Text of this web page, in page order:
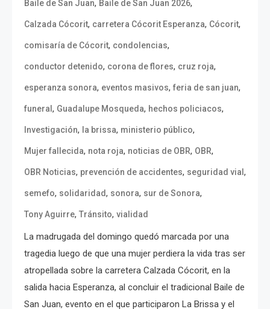
Baile de San Juan, Baile de San Juan 2026,
Calzada Cócorit, carretera Cócorit Esperanza, Cócorit,
comisaría de Cócorit, condolencias,
conductor detenido, corona de flores, cruz roja,
esperanza sonora, eventos masivos, feria de san juan,
funeral , Guadalupe Mosqueda, hechos policiacos,
Investigación, la brissa, ministerio público,
Mujer fallecida, nota roja, noticias de OBR, OBR,
OBR Noticias, prevención de accidentes, seguridad vial ,
semefo, solidaridad, sonora, sur de Sonora,
Tony Aguirre, Tránsito, vialidad
La madrugada del domingo quedó marcada por una
tragedia luego de que una mujer perdiera la vida tras ser
atropellada sobre la carretera Calzada Cócorit, en la
salida hacia Esperanza, al concluir el tradicional Baile de
San Juan, evento en el que participaron La Brissa y el